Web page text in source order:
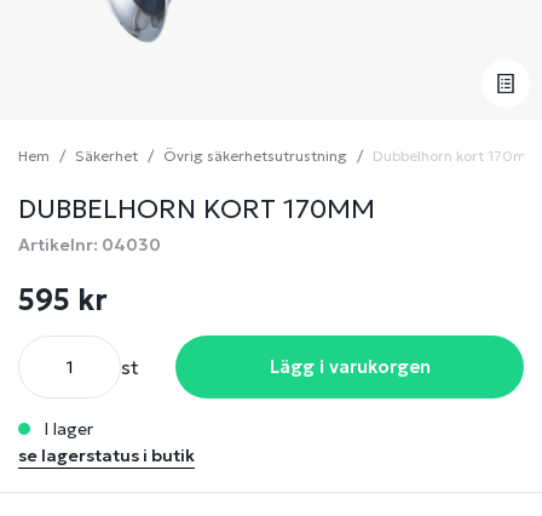
Hem Säkerhet Övrig säkerhetsutrustning Dubbelhorn kort 170mm
DUBBELHORN KORT 170MM
Artikelnr: 04030
595 kr
st Lägg i varukorgen
i lager
se lagerstatus i butik